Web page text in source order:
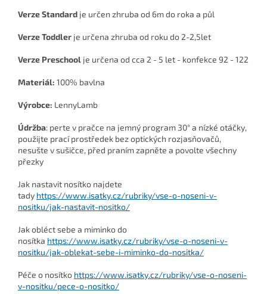
Verze Standard je určen zhruba od 6m do roka a půl
Verze Toddler je určena zhruba od roku do 2-2,5let
Verze Preschool je určena od cca 2 - 5 let - konfekce 92 - 122
Materiál: 100% bavlna
Výrobce: LennyLamb
Údržba: perte v pračce na jemný program 30° a nízké otáčky,
použijte prací prostředek bez optických rozjasňovačů,
nesušte v sušičce, před praním zapněte a povolte všechny
přezky
Jak nastavit nosítko najdete
tady https://www.isatky.cz/rubriky/vse-o-noseni-v-
nositku/jak-nastavit-nositko/
Jak obléct sebe a miminko do
nosítka https://www.isatky.cz/rubriky/vse-o-noseni-v-
nositku/jak-oblekat-sebe-i-miminko-do-nositka/
Péče o nosítko https://www.isatky.cz/rubriky/vse-o-noseni-
v-nositku/pece-o-nositko/